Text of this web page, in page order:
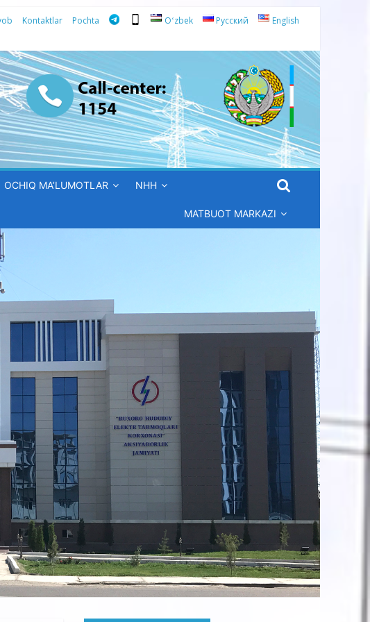
Kontaktlar Pochta Oʻzbek Русский English
OCHIQ MA’LUMOTLAR NHH
MATBUOT MARKAZI